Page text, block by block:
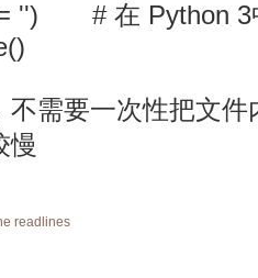
'') # 在 Python 3
不需要一次性把文件
慢
readlines